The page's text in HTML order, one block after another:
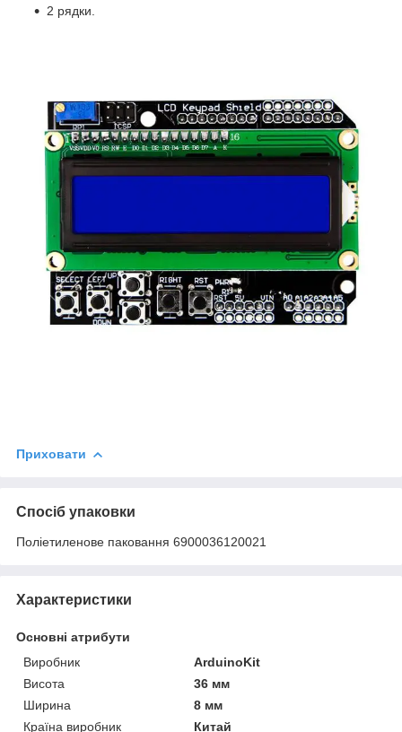
2 рядки.
Приховати
Спосіб упаковки
Поліетиленове паковання 6900036120021
Характеристики
Основні атрибути
Виробник
ArduinoKit
Висота
36 мм
Ширина
8 мм
Країна виробник
Китай